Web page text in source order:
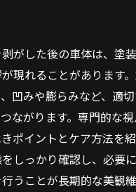
がした後の車体は、塗
現れることがあります
凹みや膨らみなど、適
ながります。専門的な
ポイントとケア方法を紹
しっかり確認し、必要
うことが長期的な美観